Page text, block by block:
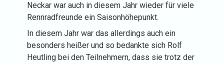
Neckar war auch in diesem Jahr wieder für viele
Rennradfreunde ein Saisonhöhepunkt.
In diesem Jahr war das allerdings auch ein
besonders heißer und so bedankte sich Rolf
Heutling bei den Teilnehmern, dass sie trotz der